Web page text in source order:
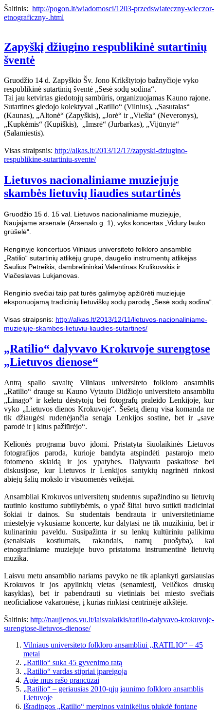
Šaltinis: http://pogon.lt/wiadomosci/1203-przedswiateczny-wieczor-
etnograficzny-.html
Zapyškį džiugino respublikinė sutartinių
šventė
Gruodžio 14 d. Zapyškio Šv. Jono Krikštytojo bažnyčioje vyko
respublikinė sutartinių šventė „Sesė sodų sodina“.
Tai jau ketvirtas giedotojų sambūris, organizuojamas Kauno rajone.
Sutartines giedojo kolektyvai „Ratilio“ (Vilnius), „Sasutalas“
(Kaunas), „Altonė“ (Zapyškis), „Jorė“ ir „Viešia“ (Neveronys),
„Kupkėmis“ (Kupiškis), „Imsrė“ (Jurbarkas), „Vijūnytė“
(Salamiestis).
Visas straipsnis: http://alkas.lt/2013/12/17/zapyski-dziugino-
respublikine-sutartiniu-svente/
Lietuvos nacionaliniame muziejuje
skambės lietuvių liaudies sutartinės
Gruodžio 15 d. 15 val. Lietuvos nacionaliniame muziejuje,
Naujajame arsenale (Arsenalo g. 1), vyks koncertas „Vidury lauko
grūšelė“.
Renginyje koncertuos Vilniaus universiteto folkloro ansamblio
„Ratilio“ sutartinių atlikėjų grupė, daugelio instrumentų atlikėjas
Saulius Petreikis, dambrelininkai Valentinas Krulikovskis ir
Viačeslavas Lukjanovas.
Renginio svečiai taip pat turės galimybę apžiūrėti muziejuje
eksponuojamą tradicinių lietuviškų sodų parodą „Sesė sodų sodina“.
Visas straipsnis: http://alkas.lt/2013/12/11/lietuvos-nacionaliniame-
muziejuje-skambes-lietuviu-liaudies-sutartines/
„Ratilio“ dalyvavo Krokuvoje surengtose
„Lietuvos dienose“
Antrą spalio savaitę Vilniaus universiteto folkloro ansamblis
„Ratilio“ drauge su Kauno Vytauto Didžiojo universiteto ansambliu
„Linago“ ir keletu dėstytojų bei fotografų praleido Lenkijoje, kur
vyko „Lietuvos dienos Krokuvoje“. Šešetą dienų visa komanda ne
tik džiaugėsi rudenėjančia senąja Lenkijos sostine, bet ir „save
parodė ir į kitus pažiūrėjo“.
Kelionės programa buvo įdomi. Pristatyta šiuolaikinės Lietuvos
fotografijos paroda, kurioje bandyta atspindėti pastarojo meto
fotomeno sklaidą ir jos ypatybes. Dalyvauta paskaitose bei
diskusijose, kur Lietuvos ir Lenkijos santykių nagrinėti rinkosi
abiejų šalių mokslo ir visuomenės veikėjai.
Ansambliai Krokuvos universitetų studentus supažindino su lietuvių
tautinio kostiumo subtilybėmis, o ypač šiltai buvo sutikti tradiciniai
šokiai ir dainos. Su studentais bendrauta ir universitetiniame
miestelyje vykusiame koncerte, kur dalytasi ne tik muzikiniu, bet ir
kulinariniu paveldu. Susipažinta ir su lenkų kultūriniu palikimu
(senaisiais kostiumais, rakandais, namų puošyba), kai
etnografiniame muziejuje buvo pristatoma instrumentinė lietuvių
muzika.
Laisvu metu ansamblio nariams pavyko ne tik aplankyti garsiausias
Krokuvos ir jos apylinkių vietas (senamiestį, Veličkos druskų
kasyklas), bet ir pabendrauti su vietiniais bei miesto svečiais
neoficialiose vakaronėse, į kurias rinktasi centrinėje aikštėje.
Šaltinis: http://naujienos.vu.lt/laisvalaikis/ratilio-dalyvavo-krokuvoje-
surengtose-lietuvos-dienose/
Vilniaus universiteto folkloro ansambliui ,,RATILIO“ – 45
metai
„Ratilio“ suka 45 gyvenimo ratą
„Ratilio“ vardas stipriai įpareigoja
Apie mus rašo prancūzai
„Ratilio“ – geriausias 2010-ųjų jaunimo folkloro ansamblis
Lietuvoje
Išradingos „Ratilio“ merginos vainikėlius plukdė fontane